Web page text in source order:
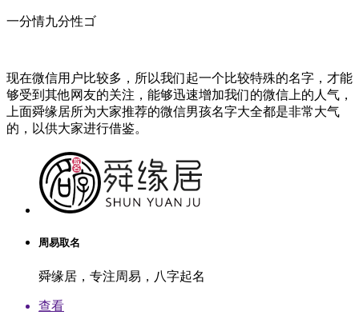
一分情九分性ゴ
现在微信用户比较多，所以我们起一个比较特殊的名字，才能
够受到其他网友的关注，能够迅速增加我们的微信上的人气，
上面舜缘居所为大家推荐的微信男孩名字大全都是非常大气
的，以供大家进行借鉴。
周易取名
舜缘居，专注周易，八字起名
查看